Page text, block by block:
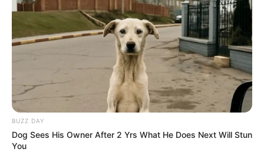
BUZZ DAY
Dog Sees His Owner After 2 Yrs What He Does Next Will Stun
You